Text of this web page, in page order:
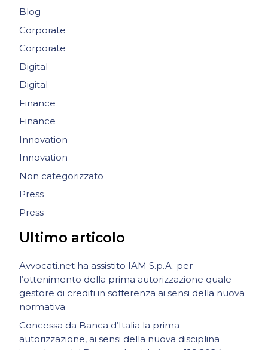
Blog
Corporate
Corporate
Digital
Digital
Finance
Finance
Innovation
Innovation
Non categorizzato
Press
Press
Ultimo articolo
Avvocati.net ha assistito IAM S.p.A. per
l’ottenimento della prima autorizzazione quale
gestore di crediti in sofferenza ai sensi della nuova
normativa
Concessa da Banca d’Italia la prima
autorizzazione, ai sensi della nuova disciplina